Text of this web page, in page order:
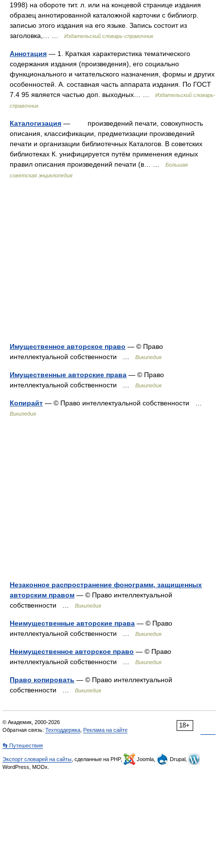
1998) на обороте тит. л. или на концевой странице издания
образец аннотированной каталожной карточки с библиогр.
записью этого издания на его языке. Запись состоит из
заголовка,… …
Издательский словарь-справочник
Аннотация — 1. Краткая характеристика тематического
содержания издания (произведения), его социально
функционального и читательского назначения, формы и других
особенностей. А. составная часть аппарата издания. По ГОСТ
7.4 95 является частью доп. выходных… …
Издательский словарь-
справочник
Каталогизация — произведений печати, совокупность
описания, классификации, предметизации произведений
печати и организации библиотечных Каталогов. В советских
библиотеках К. унифицируется путём применения единых
правил описания произведений печати (в… …
Большая
советская энциклопедия
Имущественное авторское право — © Право
интеллектуальной собственности …
Википедия
Имущественные авторские права — © Право
интеллектуальной собственности …
Википедия
Копирайт — © Право интеллектуальной собственности …
Википедия
Незаконное распространение фонограмм, защищенных
авторским правом — © Право интеллектуальной
собственности …
Википедия
Неимущественные авторские права — © Право
интеллектуальной собственности …
Википедия
Неимущественное авторское право — © Право
интеллектуальной собственности …
Википедия
Право копировать — © Право интеллектуальной
собственности …
Википедия
18+
© Академик, 2000-2026
Обратная связь: Техподдержка Реклама на сайте
👣 Путешествия
Экспорт словарей на сайты , сделанные на PHP, Joomla,
Drupal,
WordPress, MODx.